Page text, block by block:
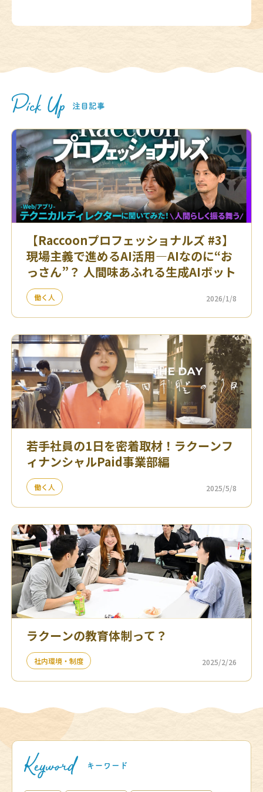
【Raccoonプロフェッショナルズ #3】
現場主義で進めるAI活用—AIなのに“お
っさん”？ 人間味あふれる生成AIボット
働く人 2026/1/8
若手社員の1日を密着取材！ラクーンフ
ィナンシャルPaid事業部編
働く人 2025/5/8
ラクーンの教育体制って？
社内環境・制度 2025/2/26